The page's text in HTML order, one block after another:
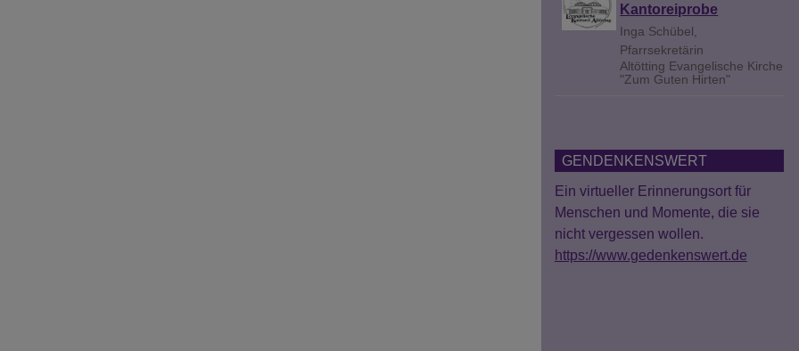
Kantoreiprobe
Inga Schübel,
Pfarrsekretärin
Altötting Evangelische Kirche
"Zum Guten Hirten"
GENDENKENSWERT
Ein virtueller Erinnerungsort für
Menschen und Momente, die sie
nicht vergessen wollen.
https://www.gedenkenswert.de